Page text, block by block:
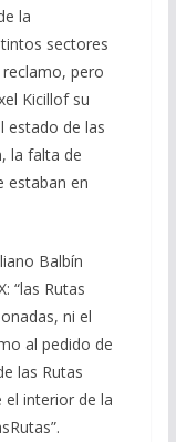
la
sectores
pero
Kicillof su
estado de las
la falta de
estaban en
Balbín
“las Rutas
ni el
al pedido de
las Rutas
el interior de la